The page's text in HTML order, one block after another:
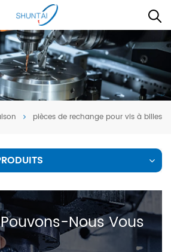
pièces de rechange pour vis à billes
Nous Vous